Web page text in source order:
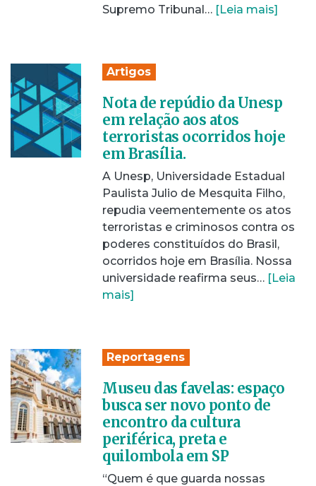
Supremo Tribunal… [Leia mais]
Artigos
Nota de repúdio da Unesp
em relação aos atos
terroristas ocorridos hoje
em Brasília.
A Unesp, Universidade Estadual
Paulista Julio de Mesquita Filho,
repudia veementemente os atos
terroristas e criminosos contra os
poderes constituídos do Brasil,
ocorridos hoje em Brasília. Nossa
universidade reafirma seus… [Leia
mais]
Reportagens
Museu das favelas: espaço
busca ser novo ponto de
encontro da cultura
periférica, preta e
quilombola em SP
“Quem é que guarda nossas